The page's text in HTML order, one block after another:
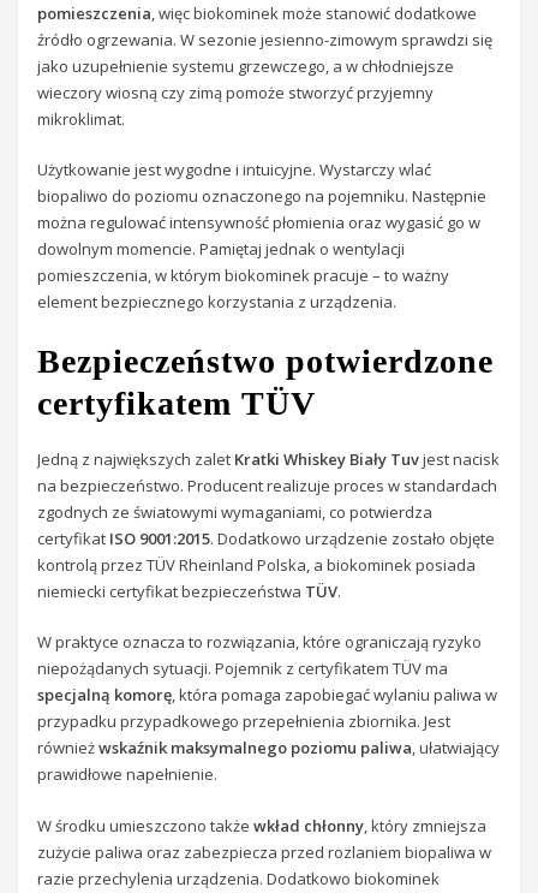
pomieszczenia, więc biokominek może stanowić dodatkowe
źródło ogrzewania. W sezonie jesienno-zimowym sprawdzi się
jako uzupełnienie systemu grzewczego, a w chłodniejsze
wieczory wiosną czy zimą pomoże stworzyć przyjemny
mikroklimat.
Użytkowanie jest wygodne i intuicyjne. Wystarczy wlać
biopaliwo do poziomu oznaczonego na pojemniku. Następnie
można regulować intensywność płomienia oraz wygasić go w
dowolnym momencie. Pamiętaj jednak o wentylacji
pomieszczenia, w którym biokominek pracuje – to ważny
element bezpiecznego korzystania z urządzenia.
Bezpieczeństwo potwierdzone
certyfikatem TÜV
Jedną z największych zalet Kratki Whiskey Biały Tuvjest nacisk
na bezpieczeństwo. Producent realizuje proces w standardach
zgodnych ze światowymi wymaganiami, co potwierdza
certyfikat ISO 9001:2015. Dodatkowo urządzenie zostało objęte
kontrolą przez TÜV Rheinland Polska, a biokominek posiada
niemiecki certyfikat bezpieczeństwa TÜV.
W praktyce oznacza to rozwiązania, które ograniczają ryzyko
niepożądanych sytuacji. Pojemnik z certyfikatem TÜV ma
specjalną komorę, która pomaga zapobiegać wylaniu paliwa w
przypadku przypadkowego przepełnienia zbiornika. Jest
równieżwskaźnik maksymalnego poziomu paliwa, ułatwiający
prawidłowe napełnienie.
W środku umieszczono takżewkład chłonny , który zmniejsza
zużycie paliwa oraz zabezpiecza przed rozlaniem biopaliwa w
razie przechylenia urządzenia. Dodatkowo biokominek